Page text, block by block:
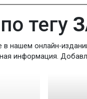
тегу
в нашем онлайн-
информация.